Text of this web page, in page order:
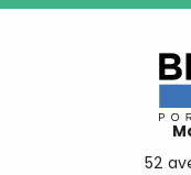
52